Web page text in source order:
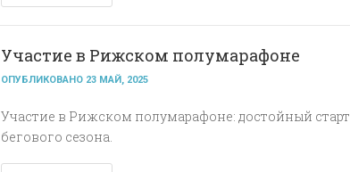
Участие в Рижском полумарафоне
ОПУБЛИКОВАНО 23 МАЙ, 2025
Участие в Рижском полумарафоне: достойный старт
бегового сезона.